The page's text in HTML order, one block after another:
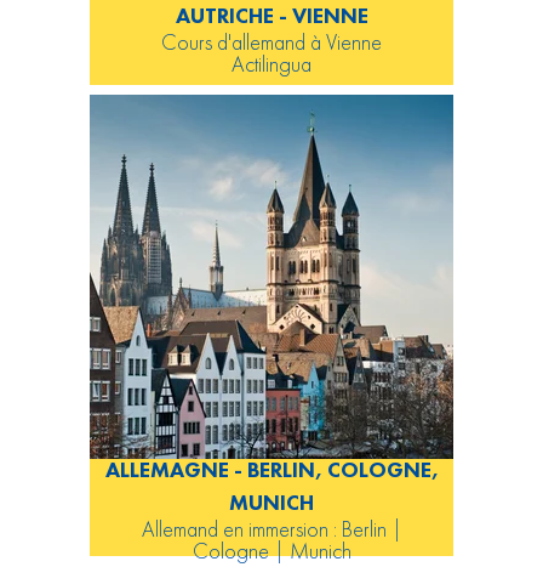
AUTRICHE - VIENNE
Cours d'allemand à Vienne
Actilingua
ALLEMAGNE - BERLIN, COLOGNE,
MUNICH
Allemand en immersion : Berlin |
Cologne | Munich